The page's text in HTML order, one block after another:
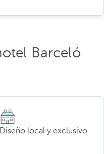
Barceló
Diseño local y exclusivo